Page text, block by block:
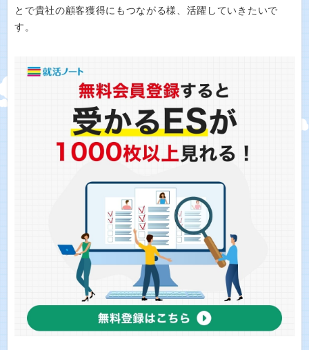
とで貴社の顧客獲得にもつながる様、活躍していきたいで
す。